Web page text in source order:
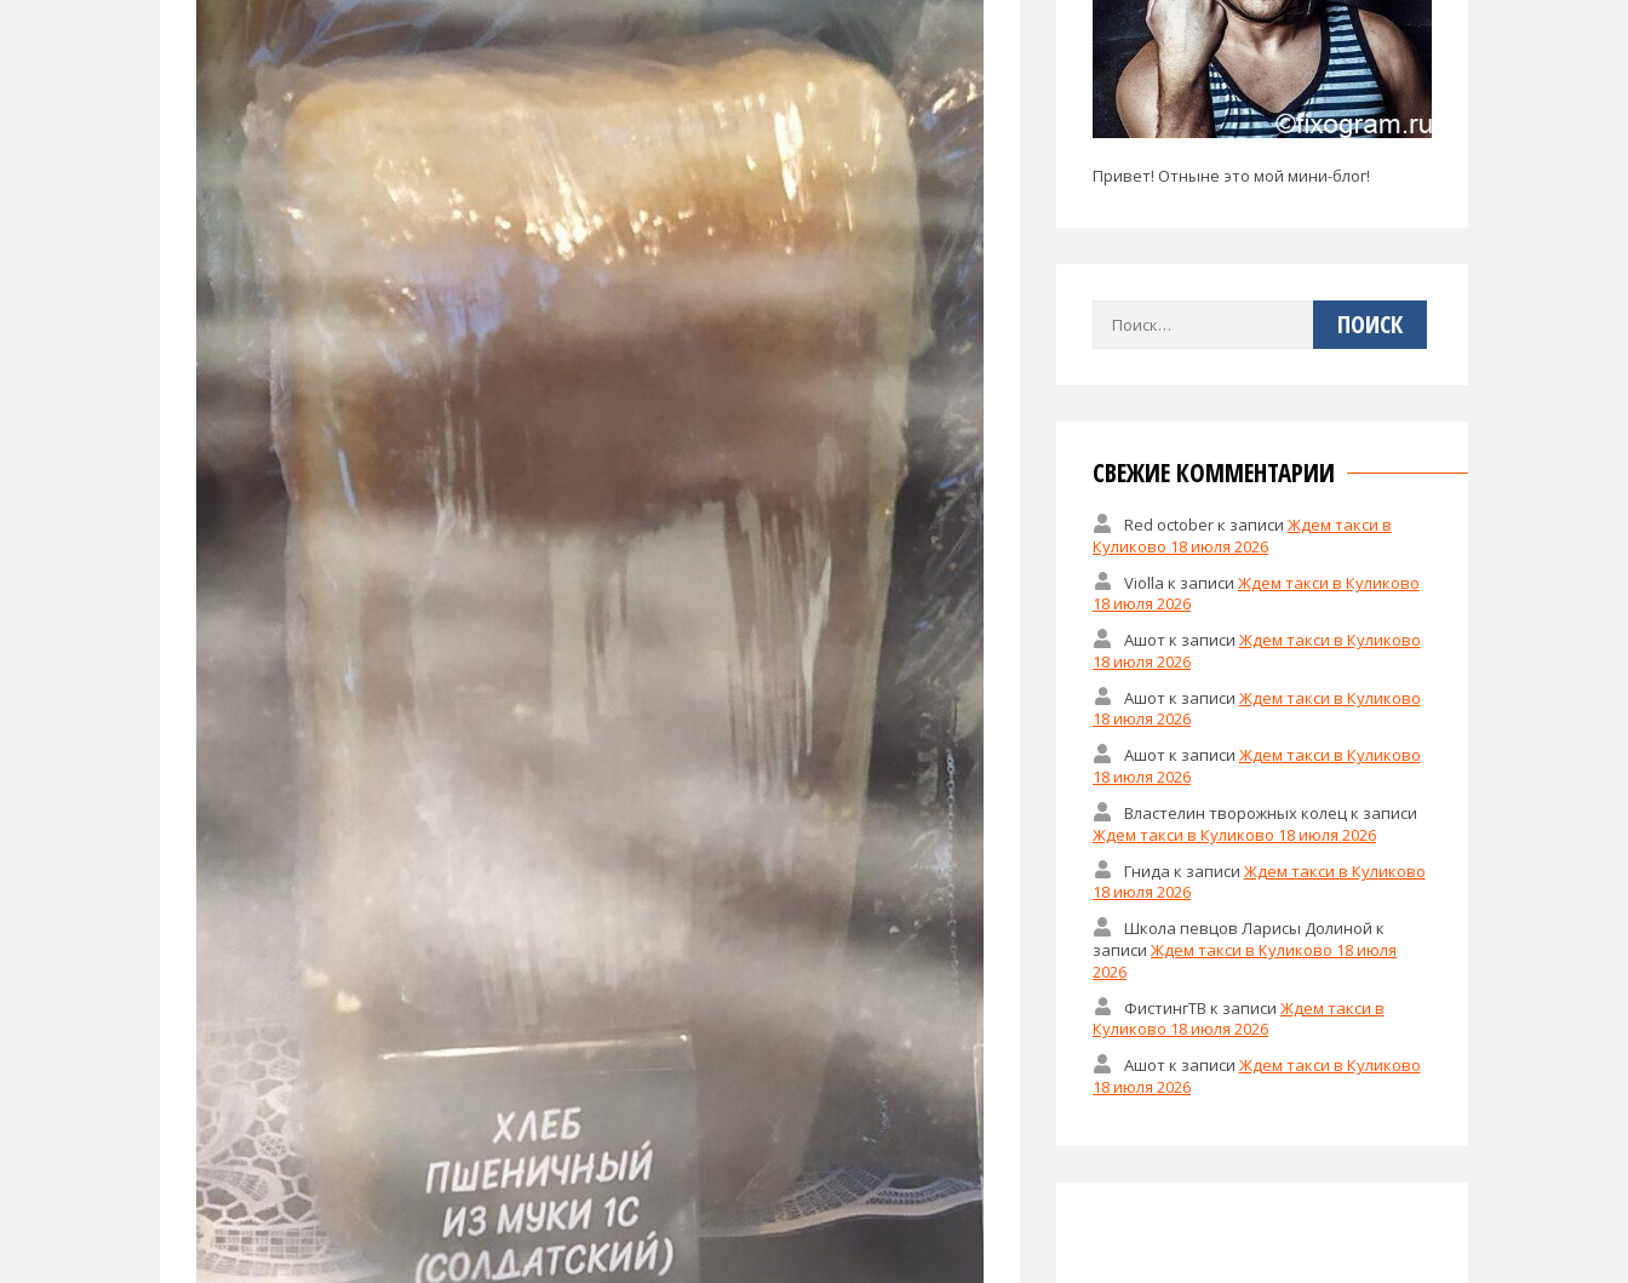
Привет! Отныне это мой мини-блог!
Найти:
СВЕЖИЕ КОММЕНТАРИИ
Red octoberк записи Ждем такси в
Куликово 18 июля 2026
Violla к записи Ждем такси в Куликово
18 июля 2026
Ашотк записи Ждем такси в Куликово
18 июля 2026
Ашотк записи Ждем такси в Куликово
18 июля 2026
Ашотк записи Ждем такси в Куликово
18 июля 2026
Властелин творожных колецк записи
Ждем такси в Куликово 18 июля 2026
Гнида к записи Ждем такси в Куликово
18 июля 2026
Школа певцов Ларисы Долиной к
записи Ждем такси в Куликово 18 июля
2026
ФистингТВ к записи Ждем такси в
Куликово 18 июля 2026
Ашотк записи Ждем такси в Куликово
18 июля 2026